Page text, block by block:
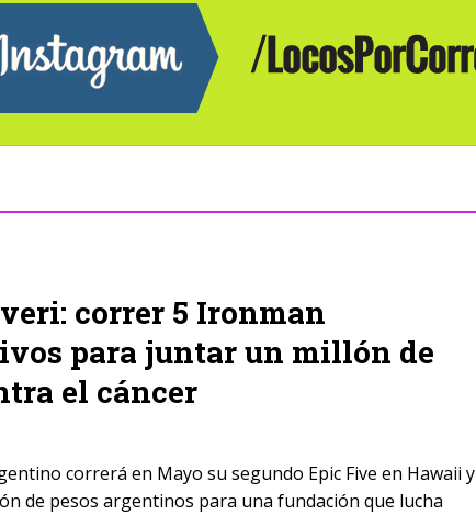
correr 5 Ironman
para juntar un millón de
el cáncer
correrá en Mayo su segundo Epic Five en Hawaii y
de pesos argentinos para una fundación que lucha